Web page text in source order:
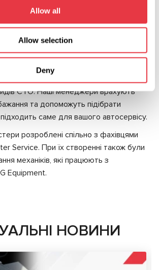
Allow all
Allow selection
Deny
можна легко оцінити технічний стан
в котушці тягового реле.
від MSG Equipment продумані усі
СТО. Наші менеджери врахують
та допоможуть підібрати
саме для вашого автосервісу.
розроблені спільно з фахівцями
Service. При їх створенні також були
механіків, які працюють з
Equipment.
НОВИНИ